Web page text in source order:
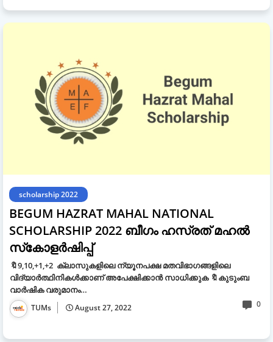
scholarship 2022
BEGUM HAZRAT MAHAL NATIONAL
SCHOLARSHIP 2022 ബീഗം ഹസ്രത് മഹൽ
സ്‌കോളർഷിപ്പ്
🔖9,10,+1,+2 ക്ലാസുകളിലെ ന്യൂനപക്ഷ മതവിഭാഗങ്ങളിലെ
വിദ്യാർത്ഥിനികൾക്കാണ് അപേക്ഷിക്കാൻ സാധിക്കുക 🔖കുടുംബ
വാർഷിക വരുമാനം…
TUMs August 27, 2022 0